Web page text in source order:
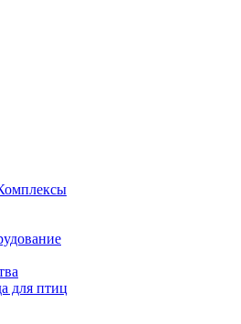
для птиц